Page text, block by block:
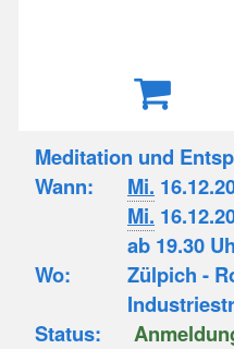
Meditation und
Wann:
Mi.
Mi.
ab 19.30
Wo:
Zülpich -
Status: